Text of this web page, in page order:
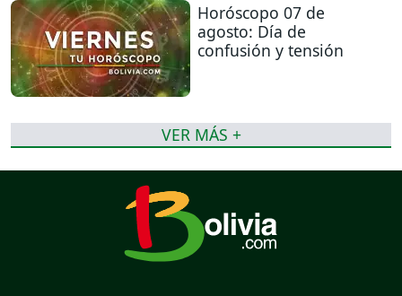
Horóscopo 07 de
agosto: Día de
confusión y tensión
VER MÁS +